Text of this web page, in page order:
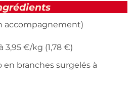
accompagnement)
3,95 €/kg (1,78 €)
branches surgelés à